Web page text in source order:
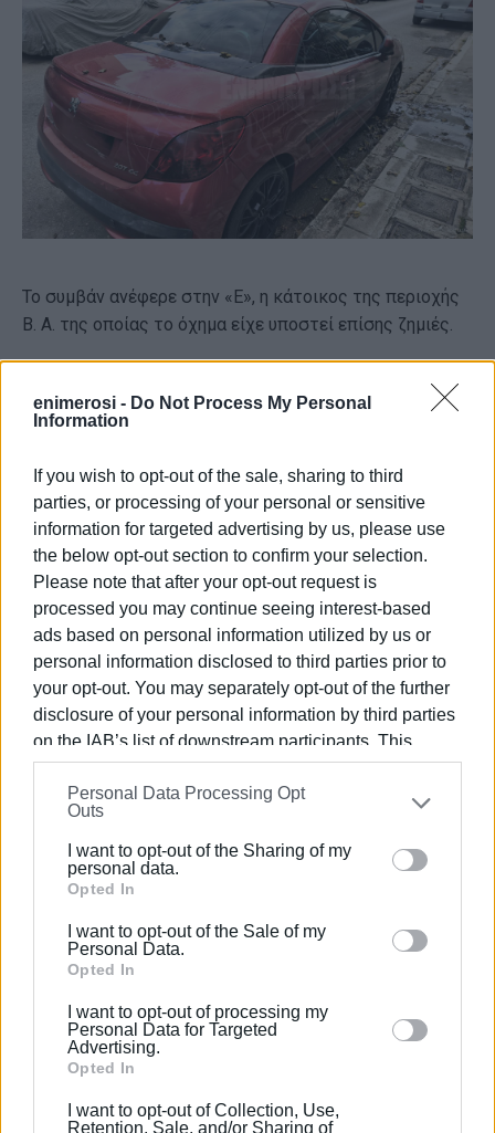
enimerosi - Do Not Process My Personal
Information
If you wish to opt-out of the sale, sharing to third
parties, or processing of your personal or sensitive
information for targeted advertising by us, please use
the below opt-out section to confirm your selection.
Please note that after your opt-out request is
processed you may continue seeing interest-based
ads based on personal information utilized by us or
personal information disclosed to third parties prior to
your opt-out. You may separately opt-out of the further
disclosure of your personal information by third parties
on the IAB’s list of downstream participants. This
information may also be disclosed by us to third parties
on theIAB’s List of Downstream Participants
that may
further disclose it to other third parties.
Please note that this website/app uses one or more
Google services and may gather and store information
behaviour. You may click to grant or deny consent to
Google and its third-party tags to use your data for
section.
Personal Data Processing Opt
Outs
I want to opt-out of the Sharing of my
personal data.
Opted In
I want to opt-out of the Sale of my
Personal Data.
Opted In
I want to opt-out of processing my
Personal Data for Targeted
Advertising.
Opted In
I want to opt-out of Collection, Use,
Retention, Sale, and/or Sharing of
Το συμβάν ανέφερε στην «Ε», η κάτοικος της περιοχής
Β. Α. της οποίας το όχημα είχε υποστεί επίσης ζημιές.
Όπως μας είπε, έχει γίνει ήδη μήνυση στην αστυνομία
και αναμένεται να ακολουθήσουν κι άλλες. Επίσης
ανέφερε ότι γείτονες, των οποίων τα ΙΧ είχαν χαραχθεί
περίπου 30 σταθμευμένα αυτοκίνητα.
επιβεβαίωσε ότι έχουν υποβληθεί καταγγελίες
και διερευνά το συμβάν.
ΦΩΤΟ@ ΕΝΗΜΕΡΩΣΗ
Εμφανίσεις: 88